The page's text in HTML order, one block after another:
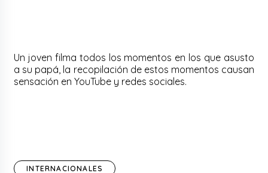
Un joven filma todos los momentos en los que asusto
a su papá, la recopilación de estos momentos causan
sensación en YouTube y redes sociales.
INTERNACIONALES